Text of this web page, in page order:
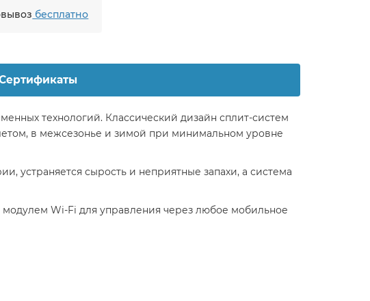
бесплатно
технологий. Классический дизайн сплит-систем
в межсезонье и зимой при минимальном уровне
устраняется сырость и неприятные запахи, а система
Wi-Fi для управления через любое мобильное